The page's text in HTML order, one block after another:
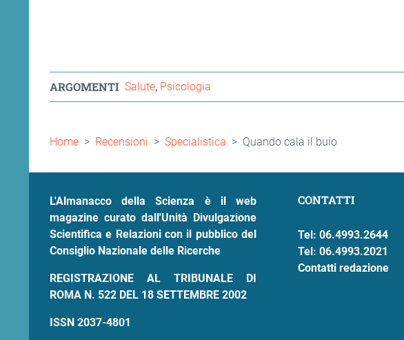
ARGOMENTI Salute Psicologia
Briciole
Home Recensioni Specialistica Quando cala il buio
L'Almanacco della Scienza è il web
magazine curato dall'Unità Divulgazione
Scientifica e Relazioni con il pubblico del
Consiglio Nazionale delle Ricerche
REGISTRAZIONE AL TRIBUNALE DI
ROMA N. 522 DEL 18 SETTEMBRE 2002
ISSN 2037-4801
CONTATTI
Tel: 06.4993.2644
Tel: 06.4993.2021
Contatti redazione